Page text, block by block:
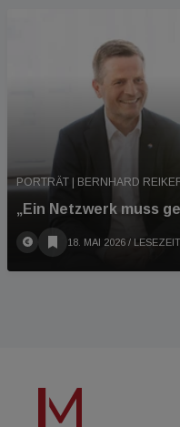
PORTRÄT | BERNHARD
„Ein Netzwerk muss
18. MAI 2026 /